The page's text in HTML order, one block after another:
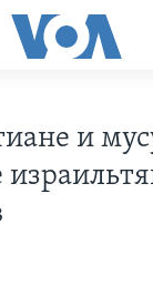
ИСТОРИЯ
и